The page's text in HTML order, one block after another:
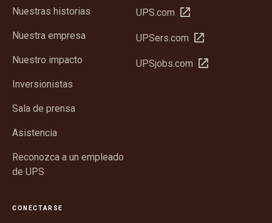
Nuestras historias
Nuestra empresa
Nuestro impacto
Inversionistas
Sala de prensa
Asistencia
Reconozca a un empleado
de UPS
UPS.com Abrir
una
nueva
UPSers.com Abrir
una
UPSjobs.com Abrir
CONECTARSE